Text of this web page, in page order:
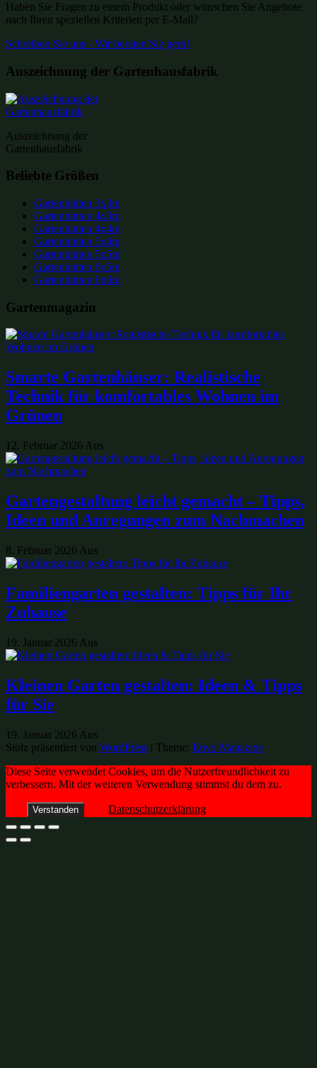
Haben Sie Fragen zu einem Produkt oder wünschen Sie Angebote
nach Ihren speziellen Kriterien per E-Mail?
Schreiben Sie uns - Wir beraten Sie gern!
Auszeichnung der Gartenhausfabrik
Auszeichnung der
Gartenhausfabrik
Beliebte Größen
Gartenhütten 3x3m
Gartenhütten 4x3m
Gartenhütten 4x4m
Gartenhütten 5x4m
Gartenhütten 5x5m
Gartenhütten 6x5m
Gartenhütten 6x6m
Gartenmagazin
Smarte Gartenhäuser: Realistische
Technik für komfortables Wohnen im
Grünen
12. Februar 2026 Aus
Gartengestaltung leicht gemacht – Tipps,
Ideen und Anregungen zum Nachmachen
8. Februar 2026 Aus
Familiengarten gestalten: Tipps für Ihr
Zuhause
19. Januar 2026 Aus
Kleinen Garten gestalten: Ideen & Tipps
für Sie
19. Januar 2026 Aus
Stolz präsentiert von WordPress | Theme: Envo Magazine
Diese Seite verwendet Cookies, um die Nutzerfreundlichkeit zu
verbessern. Mit der weiteren Verwendung stimmst du dem zu.
Verstanden Datenschutzerklärung